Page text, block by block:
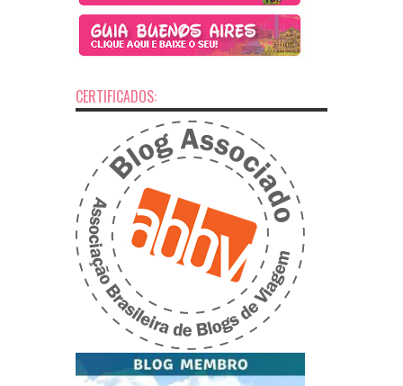
CERTIFICADOS: